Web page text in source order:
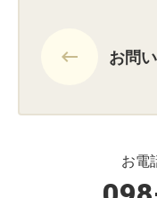
keyboard_backspace お問
お電